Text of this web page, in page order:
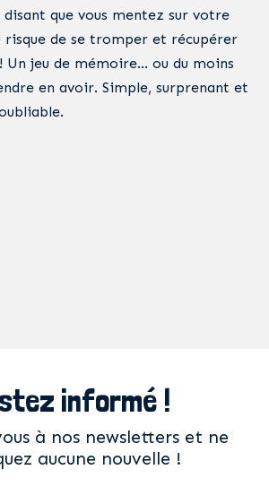
que vous mentez sur votre
risque de se tromper et récupérer
jeu de mémoire… ou du moins
en avoir. Simple, surprenant et
informé !
à nos newsletters et ne
aucune nouvelle !